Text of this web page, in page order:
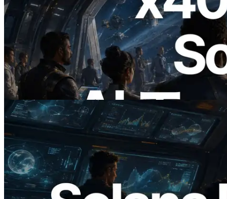
2026.07.04
ERPC、x402 決済対応の Solana RPC を
公開 — AI エージェントが必要な API
にその場で支払う時代の幕開け
この記事を読む